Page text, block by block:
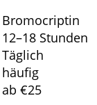
Bromocriptin
12–18 Stunden
Täglich
häufig
ab €25